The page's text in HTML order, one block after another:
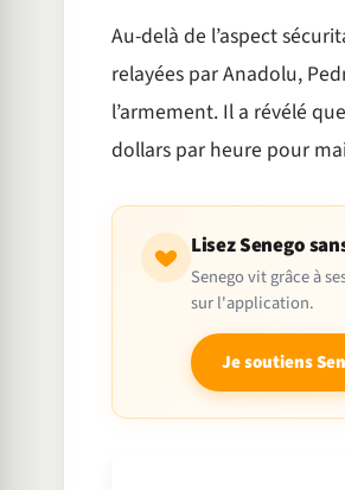
Au-delà de l’aspect
relayées par Anadolu,
l’armement. Il a révélé
dollars par heure pour
Lisez Senego
Senego vit grâce à
sur l'application.
Je soutiens